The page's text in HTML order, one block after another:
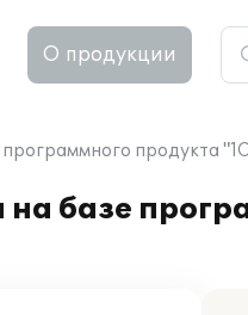
О продукции
продукта
на базе